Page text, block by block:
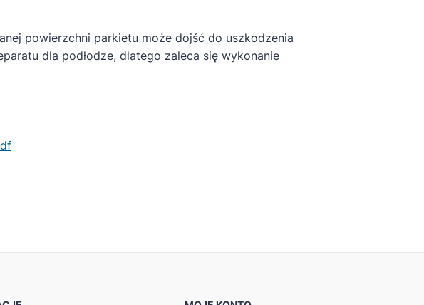
powierzchni parkietu może dojść do uszkodzenia
dla podłodze, dlatego zaleca się wykonanie